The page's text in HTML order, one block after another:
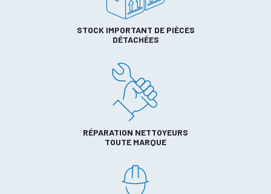
STOCK IMPORTANT DE PIÈCES
DÉTACHÉES
RÉPARATION NETTOYEURS
TOUTE MARQUE